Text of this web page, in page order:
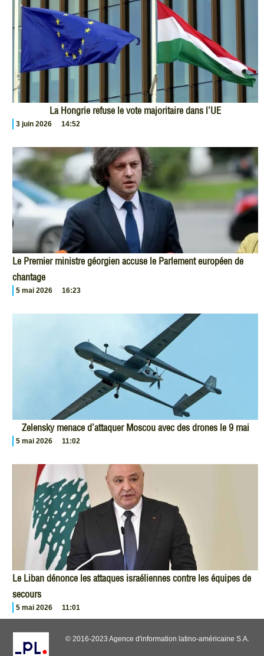
La Hongrie refuse le vote majoritaire dans l’UE
3 juin 2026 14:52
Le Premier ministre géorgien accuse le Parlement européen de
chantage
5 mai 2026 16:23
Zelensky menace d’attaquer Moscou avec des drones le 9 mai
5 mai 2026 11:02
Le Liban dénonce les attaques israéliennes contre les équipes de
secours
5 mai 2026 11:01
© 2016-2023 Agence d'information latino-américaine S.A.